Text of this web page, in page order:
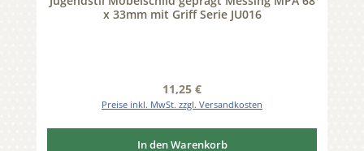
x 33mm mit Griff Serie JU016
Regulärer Preis:
11,25 €
Preise inkl. MwSt. zzgl. Versandkosten
In den Warenkorb